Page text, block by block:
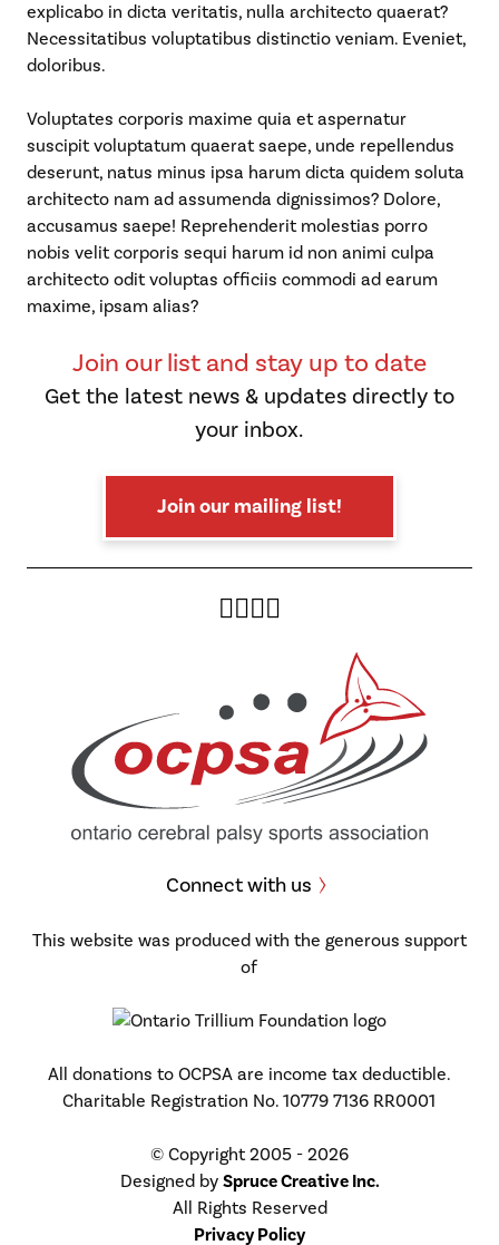
explicabo in dicta veritatis, nulla architecto quaerat?
Necessitatibus voluptatibus distinctio veniam. Eveniet,
doloribus.
Voluptates corporis maxime quia et aspernatur
suscipit voluptatum quaerat saepe, unde repellendus
deserunt, natus minus ipsa harum dicta quidem soluta
architecto nam ad assumenda dignissimos? Dolore,
accusamus saepe! Reprehenderit molestias porro
nobis velit corporis sequi harum id non animi culpa
architecto odit voluptas officiis commodi ad earum
maxime, ipsam alias?
Join our list and stay up to date
Get the latest news & updates directly to
your inbox.
Join our mailing list!
Twitter
Facebook
Instagram
Connect with us
This website was produced with the generous support
of
All donations to OCPSA are income tax deductible.
Charitable Registration No. 10779 7136 RR0001
© Copyright 2005 - 2026
Designed by Spruce Creative Inc.
All Rights Reserved
Privacy Policy